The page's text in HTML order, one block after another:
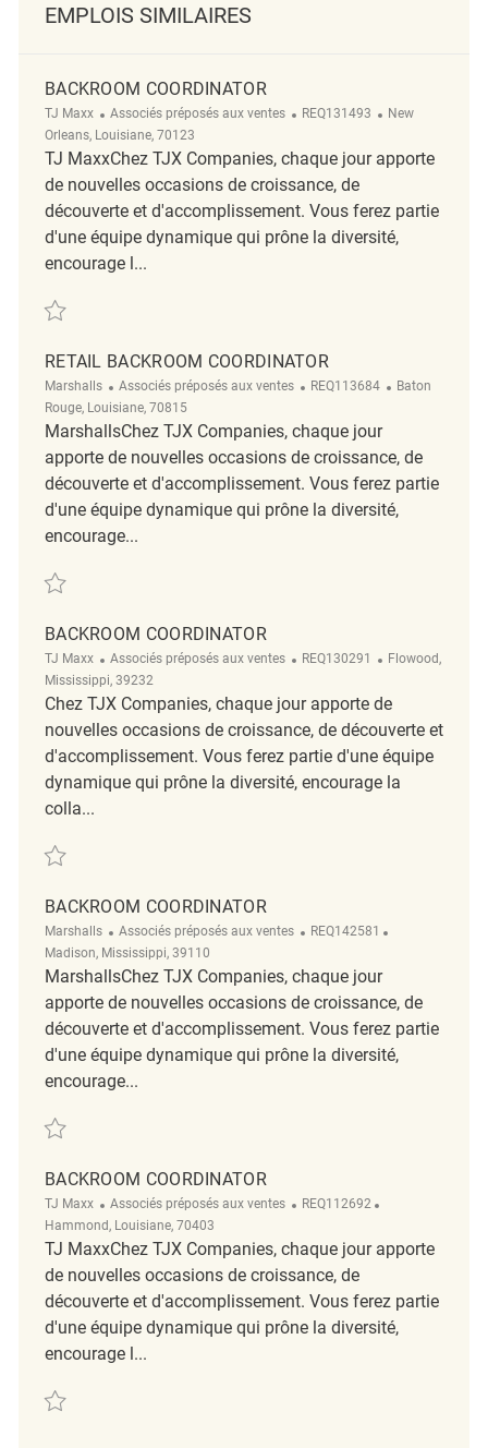
EMPLOIS SIMILAIRES
BACKROOM COORDINATOR
TJ Maxx Catégorie
Associés préposés aux ventes ReqId
REQ131493 Emplacement
New
Orleans, Louisiane, 70123
TJ MaxxChez TJX Companies, chaque jour apporte
de nouvelles occasions de croissance, de
découverte et d'accomplissement. Vous ferez partie
d'une équipe dynamique qui prône la diversité,
encourage l...
Sauvegarder Backroom Coordinator REQ131493
RETAIL BACKROOM COORDINATOR
Marshalls Catégorie
Associés préposés aux ventes ReqId
REQ113684 Emplacement
Baton
Rouge, Louisiane, 70815
MarshallsChez TJX Companies, chaque jour
apporte de nouvelles occasions de croissance, de
découverte et d'accomplissement. Vous ferez partie
d'une équipe dynamique qui prône la diversité,
encourage...
Sauvegarder Retail Backroom Coordinator REQ113684
BACKROOM COORDINATOR
TJ Maxx Catégorie
Associés préposés aux ventes ReqId
REQ130291 Emplacement
Flowood,
Mississippi, 39232
Chez TJX Companies, chaque jour apporte de
nouvelles occasions de croissance, de découverte et
d'accomplissement. Vous ferez partie d'une équipe
dynamique qui prône la diversité, encourage la
colla...
Sauvegarder Backroom Coordinator REQ130291
BACKROOM COORDINATOR
Marshalls Catégorie
Associés préposés aux ventes ReqId
REQ142581
Madison, Mississippi, 39110
MarshallsChez TJX Companies, chaque jour
apporte de nouvelles occasions de croissance, de
découverte et d'accomplissement. Vous ferez partie
d'une équipe dynamique qui prône la diversité,
encourage...
Sauvegarder Backroom Coordinator REQ142581
BACKROOM COORDINATOR
TJ Maxx Catégorie
Associés préposés aux ventes ReqId
REQ112692
Hammond, Louisiane, 70403
TJ MaxxChez TJX Companies, chaque jour apporte
de nouvelles occasions de croissance, de
découverte et d'accomplissement. Vous ferez partie
d'une équipe dynamique qui prône la diversité,
encourage l...
Sauvegarder Backroom Coordinator REQ112692